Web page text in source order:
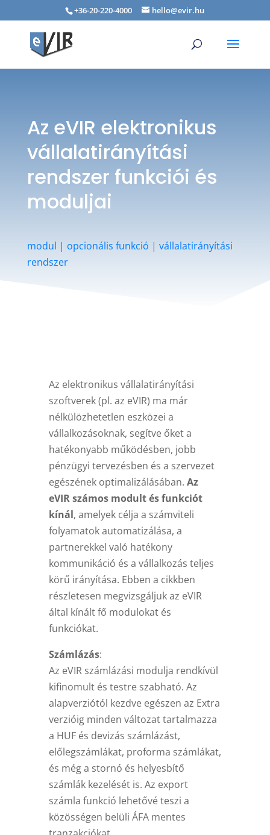
+36-20-220-4000 hello@evir.hu
Az eVIR elektronikus
vállalatirányítási
rendszer funkciói és
moduljai
modul | opcionális funkció | vállalatirányítási
rendszer
Az elektronikus vállalatirányítási
szoftverek (pl. az eVIR) ma már
nélkülözhetetlen eszközei a
vállalkozásoknak, segítve őket a
hatékonyabb működésben, jobb
pénzügyi tervezésben és a szervezet
egészének optimalizálásában. Az
eVIR számos modult és funkciót
kínál, amelyek célja a számviteli
folyamatok automatizálása, a
partnerekkel való hatékony
kommunikáció és a vállalkozás teljes
körű irányítása. Ebben a cikkben
részletesen megvizsgáljuk az eVIR
által kínált fő modulokat és
funkciókat.
Számlázás:
Az eVIR számlázási modulja rendkívül
kifinomult és testre szabható. Az
alapverziótól kezdve egészen az Extra
verzióig minden változat tartalmazza
a HUF és devizás számlázást,
előlegszámlákat, proforma számlákat,
és még a stornó és helyesbítő
számlák kezelését is. Az export
számla funkció lehetővé teszi a
közösségen belüli ÁFA mentes